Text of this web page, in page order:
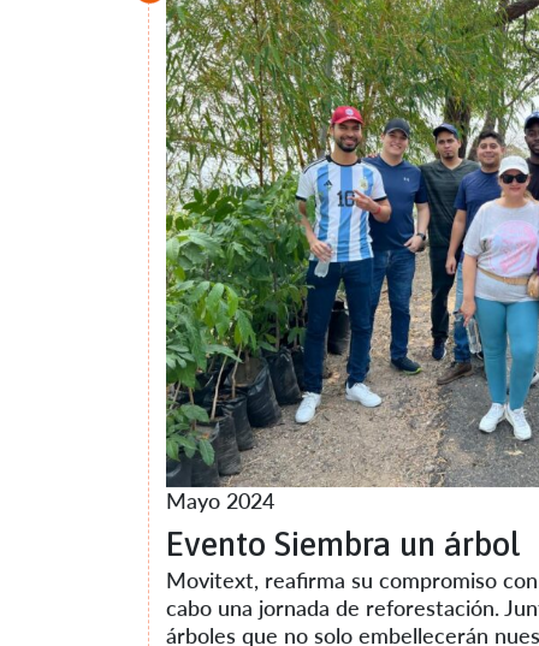
Mayo 2024
Evento Siembra un árbol
Movitext, reafirma su compromiso
cabo una jornada de reforestación.
árboles que no solo embellecerán